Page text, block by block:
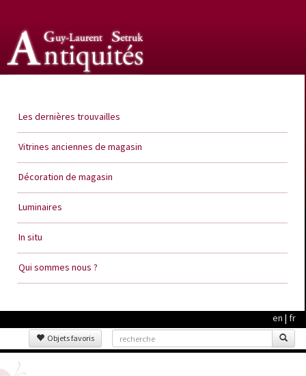
Les dernières trouvailles
Vitrines anciennes de magasin
Décoration de magasin
Luminaires
In situ
Qui sommes nous ?
en | fr
Objets favoris